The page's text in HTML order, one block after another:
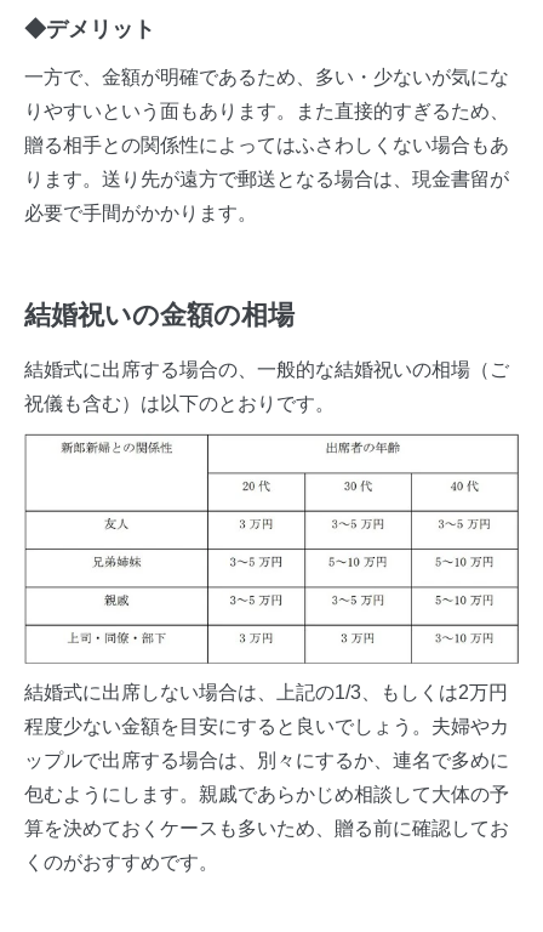
◆デメリット
一方で、金額が明確であるため、多い・少ないが気にな
りやすいという面もあります。また直接的すぎるため、
贈る相手との関係性によってはふさわしくない場合もあ
ります。送り先が遠方で郵送となる場合は、現金書留が
必要で手間がかかります。
結婚祝いの金額の相場
結婚式に出席する場合の、一般的な結婚祝いの相場（ご
祝儀も含む）は以下のとおりです。
結婚式に出席しない場合は、上記の1/3、もしくは2万円
程度少ない金額を目安にすると良いでしょう。夫婦やカ
ップルで出席する場合は、別々にするか、連名で多めに
包むようにします。親戚であらかじめ相談して大体の予
算を決めておくケースも多いため、贈る前に確認してお
くのがおすすめです。